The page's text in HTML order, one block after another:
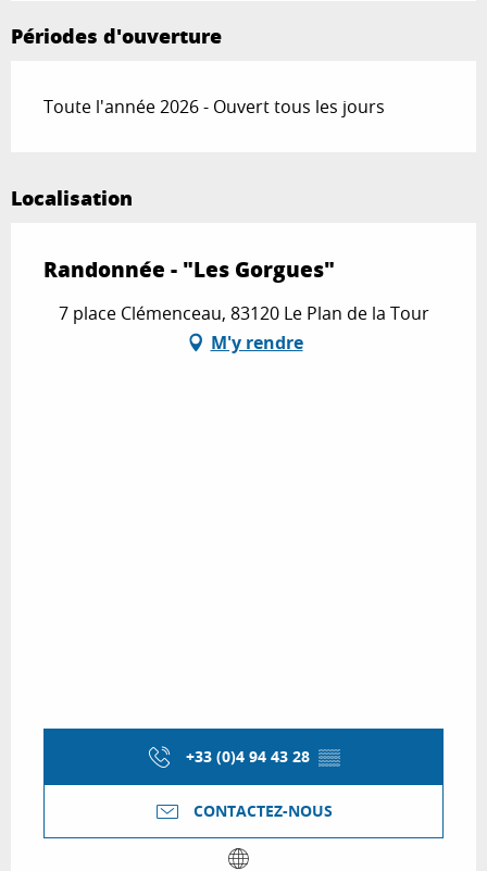
Périodes d'ouverture
Toute l'année 2026 - Ouvert tous les jours
Localisation
Randonnée - "Les Gorgues"
7 place Clémenceau, 83120 Le Plan de la Tour
M'y rendre
+33 (0)4 94 43 28 ▒▒
CONTACTEZ-NOUS